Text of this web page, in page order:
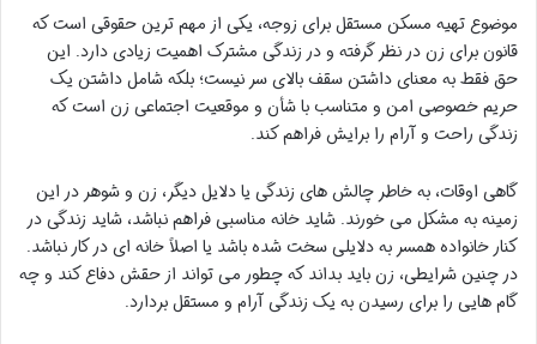
موضوع تهیه مسکن مستقل برای زوجه، یکی از مهم ترین حقوقی است که
قانون برای زن در نظر گرفته و در زندگی مشترک اهمیت زیادی دارد. این
حق فقط به معنای داشتن سقف بالای سر نیست؛ بلکه شامل داشتن یک
حریم خصوصی امن و متناسب با شأن و موقعیت اجتماعی زن است که
زندگی راحت و آرام را برایش فراهم کند.
گاهی اوقات، به خاطر چالش های زندگی یا دلایل دیگر، زن و شوهر در این
زمینه به مشکل می خورند. شاید خانه مناسبی فراهم نباشد، شاید زندگی در
کنار خانواده همسر به دلایلی سخت شده باشد یا اصلاً خانه ای در کار نباشد.
در چنین شرایطی، زن باید بداند که چطور می تواند از حقش دفاع کند و چه
گام هایی را برای رسیدن به یک زندگی آرام و مستقل بردارد.